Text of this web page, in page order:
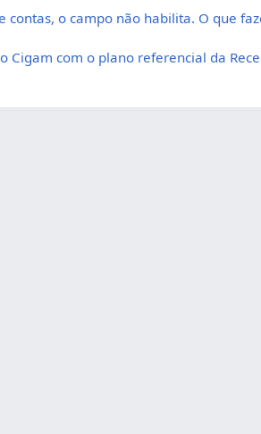
o campo não habilita. O que
Cigam com o plano referencial da